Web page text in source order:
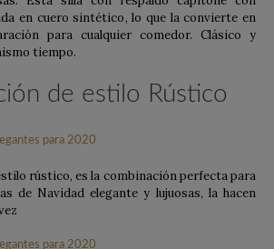
en cuero sintético, lo que la convierte en
para cualquier comedor. Clásico y
tiempo.
de estilo Rústico
rústico, es la combinación perfecta para
de Navidad elegante y lujuosas, la hacen